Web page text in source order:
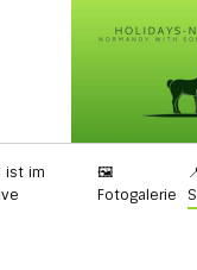
ist im
🖼️
Fotogalerie